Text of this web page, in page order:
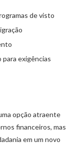
de visto
exigências
opção atraente
financeiros, mas
em um novo